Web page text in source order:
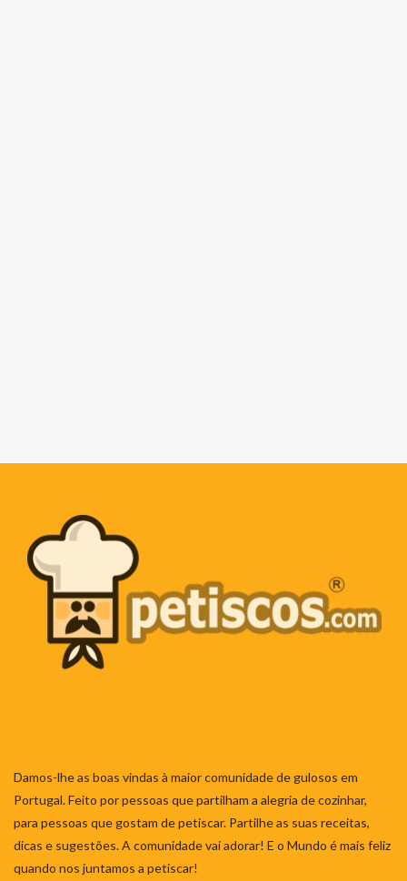
Damos-lhe as boas vindas à maior comunidade de gulosos em
Portugal. Feito por pessoas que partilham a alegria de cozinhar,
para pessoas que gostam de petiscar. Partilhe as suas receitas,
dicas e sugestões. A comunidade vai adorar! E o Mundo é mais feliz
quando nos juntamos a petiscar!